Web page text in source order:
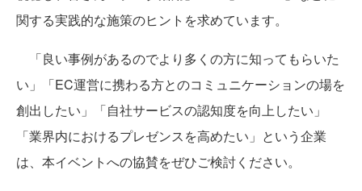
関する実践的な施策のヒントを求めています。
「良い事例があるのでより多くの方に知ってもらいた
い」「EC運営に携わる方とのコミュニケーションの場を
創出したい」「自社サービスの認知度を向上したい」
「業界内におけるプレゼンスを高めたい」という企業
は、本イベントへの協賛をぜひご検討ください。